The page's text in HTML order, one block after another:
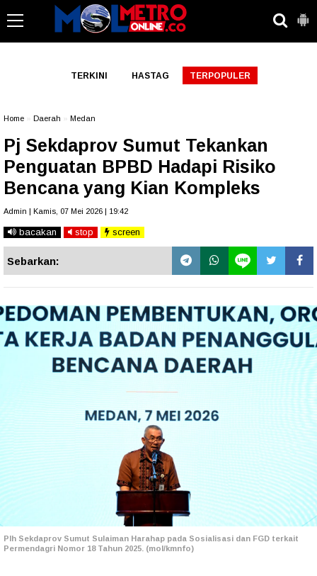
TERKINI HASTAG TERPOPULER
Home Daerah Medan
Pj Sekdaprov Sumut Tekankan
Penguatan BPBD Hadapi Risiko
Bencana yang Kian Kompleks
Admin | Kamis, 07 Mei 2026 | 19:42
bacakan stop screen
Sebarkan:
Plh Sekdaprov Sumut Sulaiman Harahap pada Sosialisasi dan FGD terkait
Permendagri Nomor 18 Tahun 2025. (mol/kmnfo)